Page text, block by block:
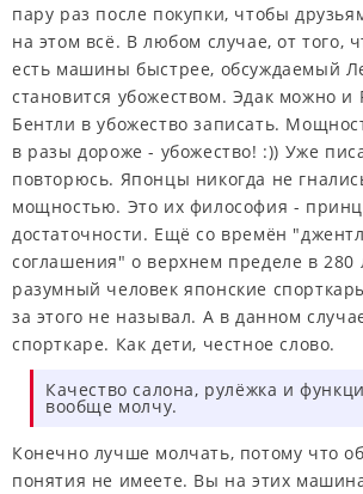
пару раз после покупки, чтобы
на этом всё. В любом случае, от того,
есть машины быстрее, обсуждаемый
становится убожеством. Эдак можно и
Бентли в убожество записать.
в разы дороже - убожество! :)) Уже
повторюсь. Японцы никогда не
мощностью. Это их философия -
достаточности. Ещё со времён
соглашения" о верхнем пределе в 280
разумный человек японские
за этого не называл. А в данном
спорткаре. Как дети, честное слово.
Качество салона, рулёжка и
вообще молчу.
Конечно лучше молчать, потому что
понятия не имеете. Вы на этих